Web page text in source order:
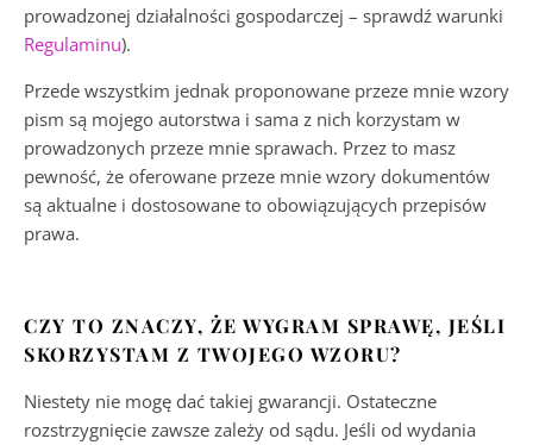
prowadzonej działalności gospodarczej – sprawdź warunki
Regulaminu).
Przede wszystkim jednak proponowane przeze mnie wzory
pism są mojego autorstwa i sama z nich korzystam w
prowadzonych przeze mnie sprawach. Przez to masz
pewność, że oferowane przeze mnie wzory dokumentów
są aktualne i dostosowane to obowiązujących przepisów
prawa.
CZY TO ZNACZY, ŻE WYGRAM SPRAWĘ, JEŚLI
SKORZYSTAM Z TWOJEGO WZORU?
Niestety nie mogę dać takiej gwarancji. Ostateczne
rozstrzygnięcie zawsze zależy od sądu. Jeśli od wydania